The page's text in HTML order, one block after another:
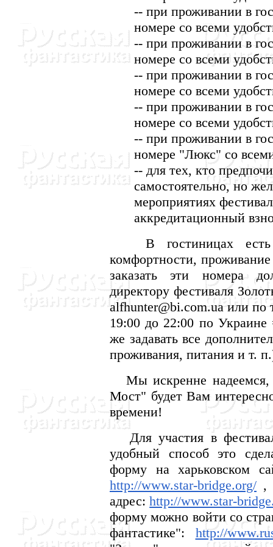
-- при проживании в
номере со всеми
-- при проживании в
номере со всеми
-- при проживании в
номере со всеми
-- при проживании в
номере со всеми
-- при проживании в
номере "Люкс" со
-- для тех, кто
самостоятельно, но
мероприятиях
аккредитационный
В гостиницах есть
комфортности,
заказать эти номера
директору фестиваля
alfhunter@bi.com.ua или по
19:00 до 22:00 по
же задавать все
проживания, питания и т.
Мы искренне надеемся,
Мост" будет Вам
времени!
Для участия в
удобный способ это
форму на харьковском
http://www.star-bridge.org/ ,
адрес:http://www.star-
форму можно войти со
фантастике": http://